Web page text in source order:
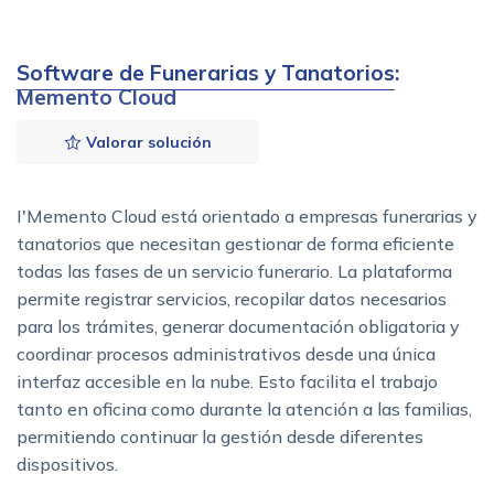
Software de Funerarias y Tanatorios:
Memento Cloud
Valorar solución
I'Memento Cloud está orientado a empresas funerarias y
tanatorios que necesitan gestionar de forma eficiente
todas las fases de un servicio funerario. La plataforma
permite registrar servicios, recopilar datos necesarios
para los trámites, generar documentación obligatoria y
coordinar procesos administrativos desde una única
interfaz accesible en la nube. Esto facilita el trabajo
tanto en oficina como durante la atención a las familias,
permitiendo continuar la gestión desde diferentes
dispositivos.